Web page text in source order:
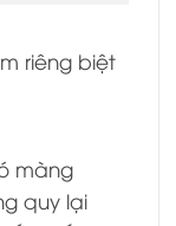
riêng biệt
màng
quy lại